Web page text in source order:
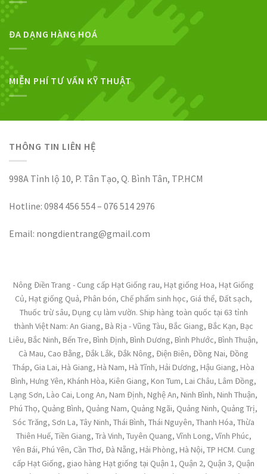
ĐA DẠNG HÀNG HOÁ
MIỄN PHÍ TƯ VẤN KỸ THUẬT
THÔNG TIN LIÊN HỆ
998A Tỉnh lộ 10, P. Tân Tạo, Q. Bình Tân, TP.HCM
Hotline: 0984 456 554 – 076 514 2976
Email: nongdientrang@gmail.com
Nông Điền Trang - Cung cấp Hạt Giống rau, Hạt giống Hoa, Hạt Giống
Củ, Hạt giống Quả, Phân bón, Chế phẩm sinh học, Giá thể, Đất sạch,
Thuốc trừ sâu, Dụng cụ làm vườn. Ship hàng toàn quốc tại 63 tỉnh
thành Việt Nam: An Giang, Bà Rịa - Vũng Tàu, Bắc Giang, Bắc Kạn, Bạc
Liêu, Bắc Ninh, Bến Tre, Bình Định, Bình Dương, Bình Phước, Bình Thuận,
Cà Mau, Cao Bằng, Đắk Lắk, Đắk Nông, Điện Biên, Đồng Nai, Đồng
Tháp, Gia Lai, Hà Giang, Hà Nam, Hà Tĩnh, Hải Dương, Hậu Giang, Hòa
Bình, Hưng Yên, Khánh Hòa, Kiên Giang, Kon Tum, Lai Châu, Lâm Đồng,
Lạng Sơn, Lào Cai, Long An, Nam Định, Nghệ An, Ninh Bình, Ninh Thuận,
Phú Thọ, Quảng Bình, Quảng Nam, Quảng Ngãi, Quảng Ninh, Quảng Trị,
Sóc Trăng, Sơn La, Tây Ninh, Thái Bình, Thái Nguyên, Thanh Hóa, Thừa
Thiên Huế, Tiền Giang, Trà Vinh, Tuyên Quang, Vĩnh Long, Vĩnh Phúc,
Yên Bái, Phú Yên, Cần Thơ, Đà Nẵng, Hải Phòng, Hà Nội, TP HCM. Cung
cấp Hạt Giống, giao hàng Hạt giống tại Quận 1, Quận 2, Quận 3, Quận